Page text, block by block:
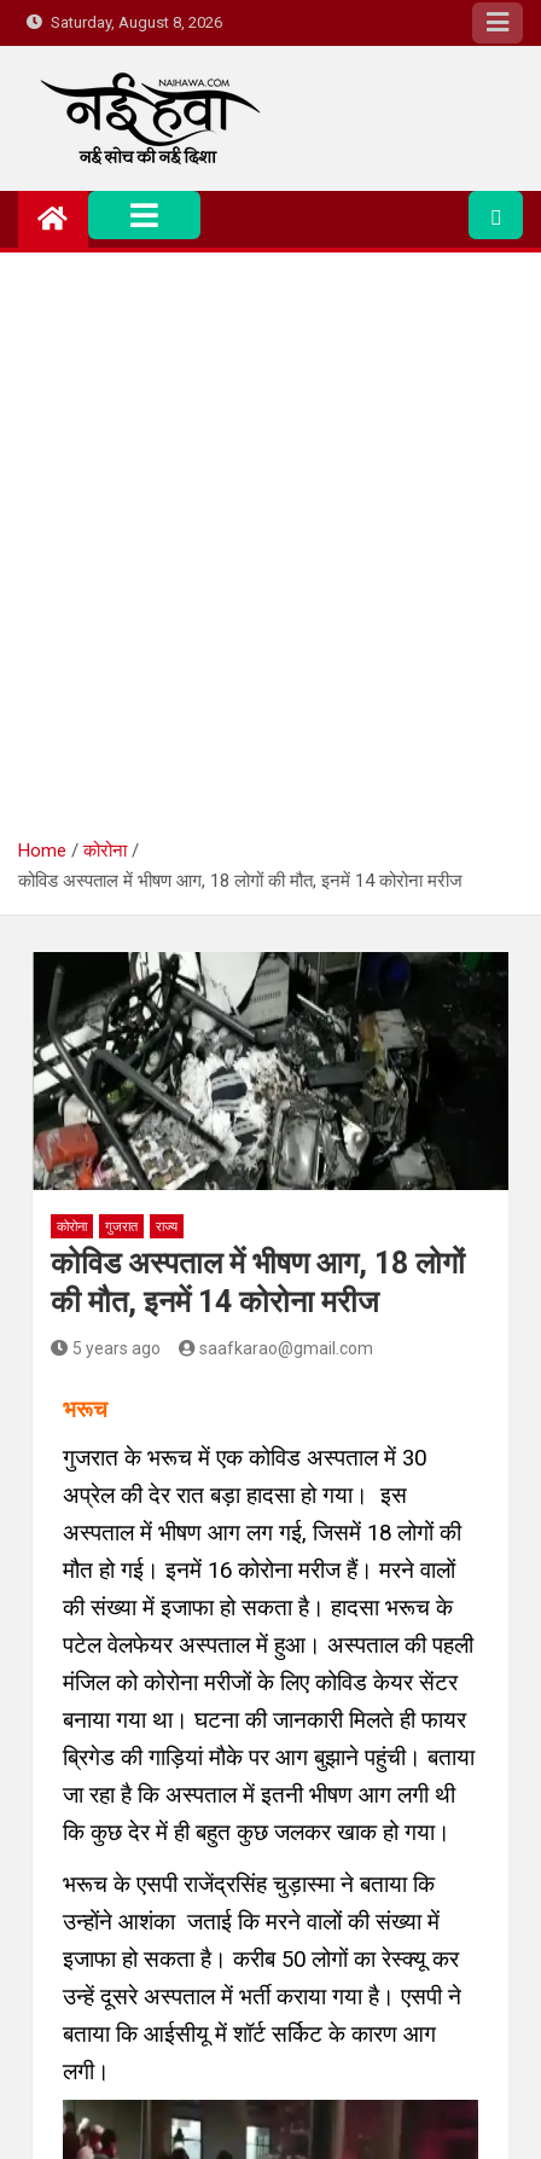
Saturday, August 8, 2026
Nai Hawa
Home
कोरोना
कोविड अस्पताल में भीषण आग, 18 लोगों की मौत, इनमें 14 कोरोना मरीज
कोरोना गुजरात राज्य
कोविड अस्पताल में भीषण आग, 18 लोगों
की मौत, इनमें 14 कोरोना मरीज
5 years ago saafkarao@gmail.com
भरूच
गुजरात के भरूच में एक कोविड अस्पताल में 30
अप्रेल की देर रात बड़ा हादसा हो गया। इस
अस्पताल में भीषण आग लग गई, जिसमें 18 लोगों की
मौत हो गई। इनमें 16 कोरोना मरीज हैं। मरने वालों
की संख्या में इजाफा हो सकता है। हादसा भरूच के
पटेल वेलफेयर अस्पताल में हुआ। अस्पताल की पहली
मंजिल को कोरोना मरीजों के लिए कोविड केयर सेंटर
बनाया गया था। घटना की जानकारी मिलते ही फायर
ब्रिगेड की गाड़ियां मौके पर आग बुझाने पहुंची। बताया
जा रहा है कि अस्पताल में इतनी भीषण आग लगी थी
कि कुछ देर में ही बहुत कुछ जलकर खाक हो गया।
भरूच के एसपी राजेंद्रसिंह चुड़ास्मा ने बताया कि
उन्होंने आशंका जताई कि मरने वालों की संख्या में
इजाफा हो सकता है। करीब 50 लोगों का रेस्क्यू कर
उन्हें दूसरे अस्पताल में भर्ती कराया गया है। एसपी ने
बताया कि आईसीयू में शॉर्ट सर्किट के कारण आग
लगी।